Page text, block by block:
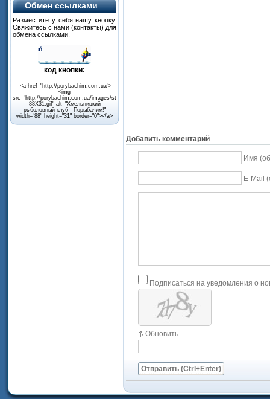
Обмен ссылками
Разместите у себя нашу кнопку.
Свяжитесь с нами (контакты) для
обмена ссылками
код кнопки:
<a href="http://porybachim.com.ua">
<img
src="http://porybachim.com.ua/images/stories/Decor/porybachim-
88X31.gif" alt="Хмельницкий
рыболовный клуб - Порыбачим!"
width="88" height="31" border="0"></a>
Добавить комментарий
Имя
E-Mail
Подписаться на уведомления о
Обновить
Отправить (Ctrl+Enter)